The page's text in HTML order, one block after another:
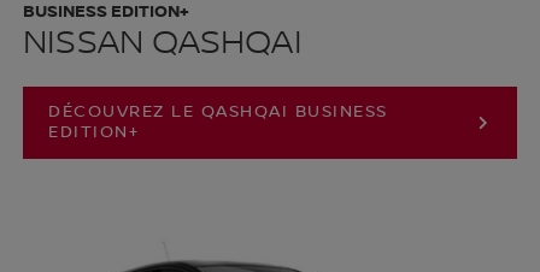
NISSAN QASHQAI
BUSINESS EDITION+
DÉCOUVREZ LE QASHQAI BUSINESS
EDITION+